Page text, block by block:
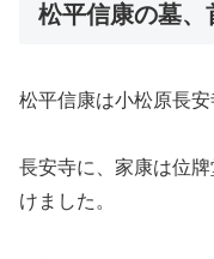
松平信康の墓、
松平信康は小松原長安
長安寺に、家康は位
けました。